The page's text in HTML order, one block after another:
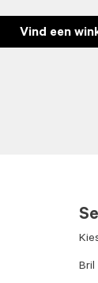
Vind een
Bril